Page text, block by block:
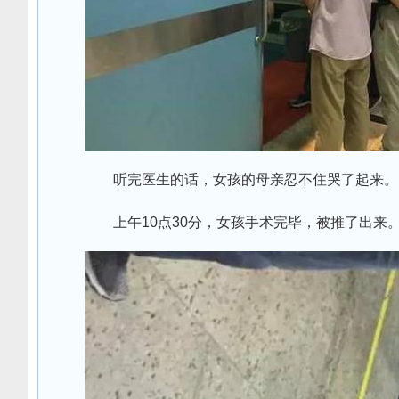
听完医生的话，女孩的母亲忍不住哭了起来。
上午10点30分，女孩手术完毕，被推了出来